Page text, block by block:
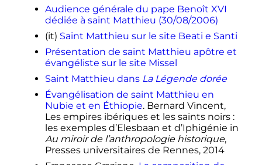
Audience générale du pape Benoît XVI
dédiée à saint Matthieu (30/08/2006)
(it) Saint Matthieu sur le site Beati e Santi
Présentation de saint Matthieu apôtre et
évangéliste sur le site Missel
Saint Matthieu dans La Légende dorée
Évangélisation de saint Matthieu en
Nubie et en Éthiopie. Bernard Vincent,
Les empires ibériques et les saints noirs :
les exemples d’Elesbaan et d’Iphigénie in
Au miroir de l’anthropologie historique,
Presses universitaires de Rennes, 2014